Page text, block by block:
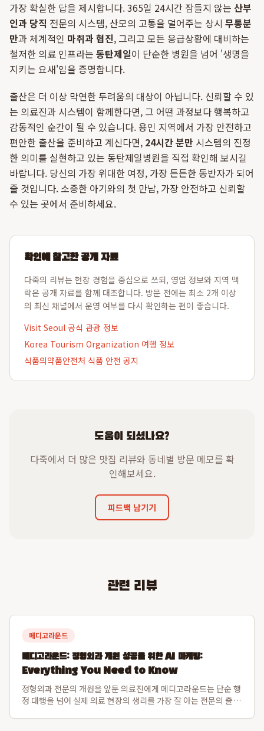
가장 확실한 답을 제시합니다. 365일 24시간 잠들지 않는 산부
인과 당직 전문의 시스템, 산모의 고통을 덜어주는 상시 무통분
만과 체계적인 마취과 협진, 그리고 모든 응급상황에 대비하는
철저한 의료 인프라는 동탄제일이 단순한 병원을 넘어 '생명을
지키는 요새'임을 증명합니다.
출산은 더 이상 막연한 두려움의 대상이 아닙니다. 신뢰할 수 있
는 의료진과 시스템이 함께한다면, 그 어떤 과정보다 행복하고
감동적인 순간이 될 수 있습니다. 용인 지역에서 가장 안전하고
편안한 출산을 준비하고 계신다면, 24시간 분만 시스템의 진정
한 의미를 실현하고 있는 동탄제일병원을 직접 확인해 보시길
바랍니다. 당신의 가장 위대한 여정, 가장 든든한 동반자가 되어
줄 것입니다. 소중한 아기와의 첫 만남, 가장 안전하고 신뢰할
수 있는 곳에서 준비하세요.
확인에 참고한 공개 자료
다죽의 리뷰는 현장 경험을 중심으로 쓰되, 영업 정보와 지역 맥
락은 공개 자료를 함께 대조합니다. 방문 전에는 최소 2개 이상
의 최신 채널에서 운영 여부를 다시 확인하는 편이 좋습니다.
Visit Seoul 공식 관광 정보
Korea Tourism Organization 여행 정보
식품의약품안전처 식품 안전 공지
도움이 되셨나요?
다죽에서 더 많은 맛집 리뷰와 동네별 방문 메모를 확
인해보세요.
피드백 남기기
관련 리뷰
메디고라운드
메디고라운드: 정형외과 개원 성공을 위한 AI 마케팅:
Everything You Need to Know
정형외과 전문의 개원을 앞둔 의료진에게 메디고라운드는 단순 행
정 대행을 넘어 실제 의료 현장의 생리를 가장 잘 아는 전문의 출신